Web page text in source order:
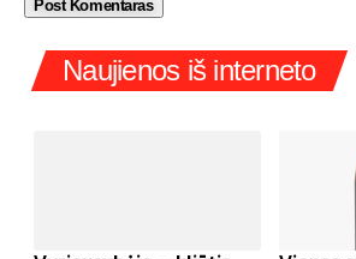
Naujienos iš interneto